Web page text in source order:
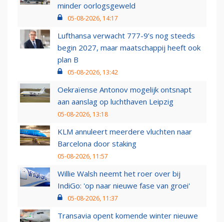
minder oorlogsgeweld
05-08-2026, 14:17
Lufthansa verwacht 777-9’s nog steeds
begin 2027, maar maatschappij heeft ook
plan B
05-08-2026, 13:42
Oekraïense Antonov mogelijk ontsnapt
aan aanslag op luchthaven Leipzig
05-08-2026, 13:18
KLM annuleert meerdere vluchten naar
Barcelona door staking
05-08-2026, 11:57
Willie Walsh neemt het roer over bij
IndiGo: 'op naar nieuwe fase van groei'
05-08-2026, 11:37
Transavia opent komende winter nieuwe